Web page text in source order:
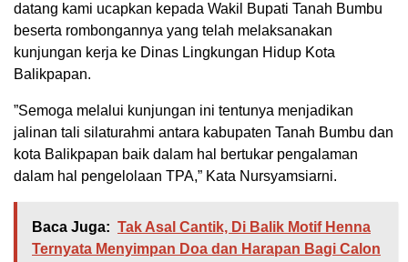
datang kami ucapkan kepada Wakil Bupati Tanah Bumbu
beserta rombongannya yang telah melaksanakan
kunjungan kerja ke Dinas Lingkungan Hidup Kota
Balikpapan.
”Semoga melalui kunjungan ini tentunya menjadikan
jalinan tali silaturahmi antara kabupaten Tanah Bumbu dan
kota Balikpapan baik dalam hal bertukar pengalaman
dalam hal pengelolaan TPA,” Kata Nursyamsiarni.
Baca Juga: Tak Asal Cantik, Di Balik Motif Henna
Ternyata Menyimpan Doa dan Harapan Bagi Calon